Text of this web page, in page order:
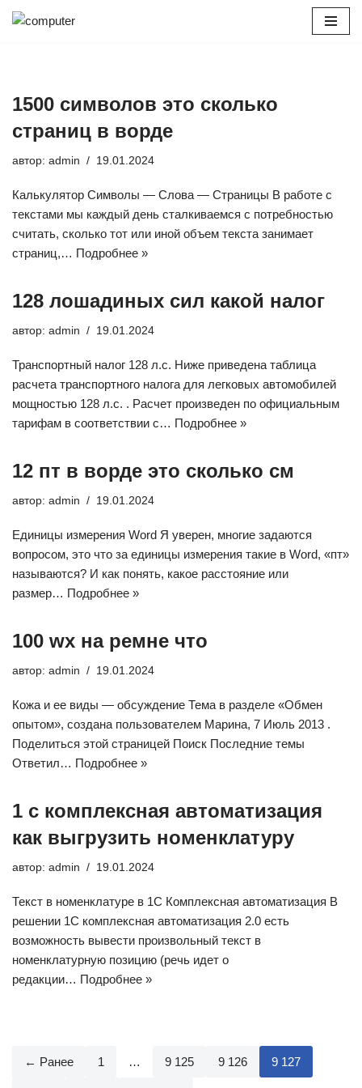
1500 символов это сколько
страниц в ворде
автор: admin 19.01.2024
Калькулятор Символы — Слова — Страницы В работе с
текстами мы каждый день сталкиваемся с потребностью
считать, сколько тот или иной объем текста занимает
страниц,… Подробнее »
128 лошадиных сил какой налог
автор: admin 19.01.2024
Транспортный налог 128 л.с. Ниже приведена таблица
расчета транспортного налога для легковых автомобилей
мощностью 128 л.с. . Расчет произведен по официальным
тарифам в соответствии с… Подробнее »
12 пт в ворде это сколько см
автор: admin 19.01.2024
Единицы измерения Word Я уверен, многие задаются
вопросом, это что за единицы измерения такие в Word, «пт»
называются? И как понять, какое расстояние или
размер… Подробнее »
100 wx на ремне что
автор: admin 19.01.2024
Кожа и ее виды — обсуждение Тема в разделе «Обмен
опытом», создана пользователем Марина, 7 Июль 2013 .
Поделиться этой страницей Поиск Последние темы
Ответил… Подробнее »
1 с комплексная автоматизация
как выгрузить номенклатуру
автор: admin 19.01.2024
Текст в номенклатуре в 1С Комплексная автоматизация В
решении 1С комплексная автоматизация 2.0 есть
возможность вывести произвольный текст в
номенклатурную позицию (речь идет о
редакции… Подробнее »
← Ранее 1 … 9 125 9 126 9 127